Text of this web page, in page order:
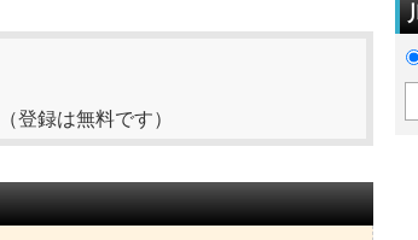
（登録は無料です）